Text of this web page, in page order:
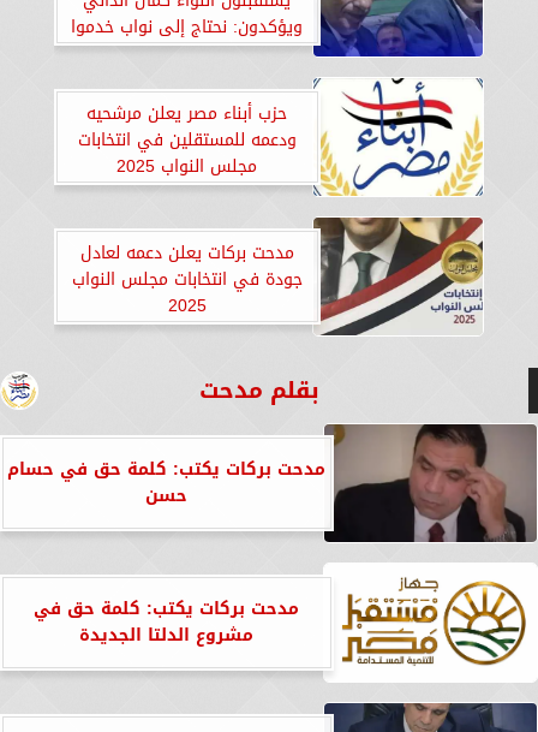
ويؤكدون: نحتاج إلى نواب خدموا
الوطن بصدق
حزب أبناء مصر يعلن مرشحيه
ودعمه للمستقلين في انتخابات
مجلس النواب 2025
مدحت بركات يعلن دعمه لعادل
جودة في انتخابات مجلس النواب
2025
بقلم مدحت
مدحت بركات يكتب: كلمة حق في حسام
حسن
مدحت بركات يكتب: كلمة حق في
مشروع الدلتا الجديدة